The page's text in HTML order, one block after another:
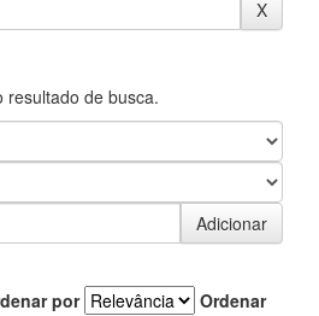
resultado de busca.
por
Ordenar